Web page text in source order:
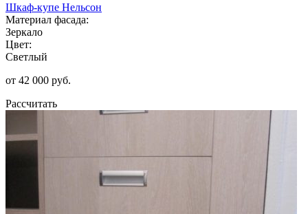
Шкаф-купе Нельсон
Материал фасада:
Зеркало
Цвет:
Светлый
от 42 000 руб.
Рассчитать